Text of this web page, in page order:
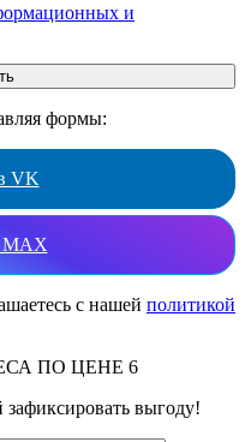
и
формы:
VK
MAX
с нашей политикой
ПО ЦЕНЕ 6
выгоду!